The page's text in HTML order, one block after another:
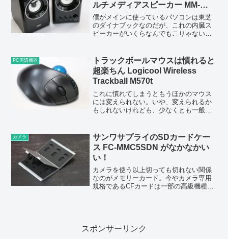
ルチメディアスピーカー MM-
SPWD2BK
僕がメインに使っているパソコンは東芝
のダイナブックなのだが、これの内臓ス
ピーカーがいくらなんでもこりゃないぜ
画でも見ようものなら、エギゾーストノ
ートは全てざらざらの...
PC周辺機器
トラックボールマウスは慣れると
超楽ちん Logicool Wireless
Trackball M570t
これに慣れてしまうともうほかのマウス
には変えられない。いや、変えられるか
もしれないけれども、少なくとも一般的
は、トラックボールはいいぞそう、トラ
ックボールマウス。マウス本...
カメラ
サンワサプライのSDカードケー
ス FC-MMC5SDN がなかなかい
い！
カメラを使う以上切っても切れない関係
なのがメモリーカード。今やカメラ専用
規格であるCFカードは一部の高級機種で
スポンサーリンク